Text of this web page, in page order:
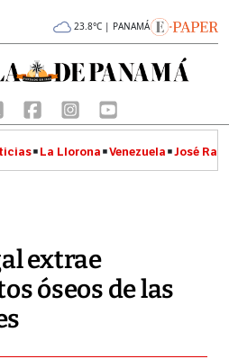
23.8°C | PANAMÁ
La Llorona Venezuela José
extrae
óseos de las